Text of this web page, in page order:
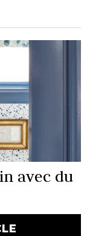
avec du